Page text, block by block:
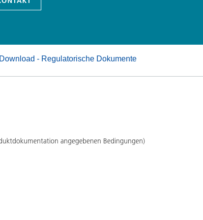
Download - Regulatorische Dokumente
angegebenen Bedingungen)